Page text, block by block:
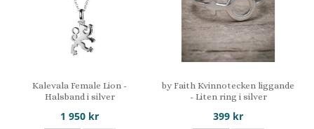
Kalevala Female Lion -
Halsband i silver
1 950 kr
by Faith Kvinnotecken liggande
- Liten ring i silver
399 kr